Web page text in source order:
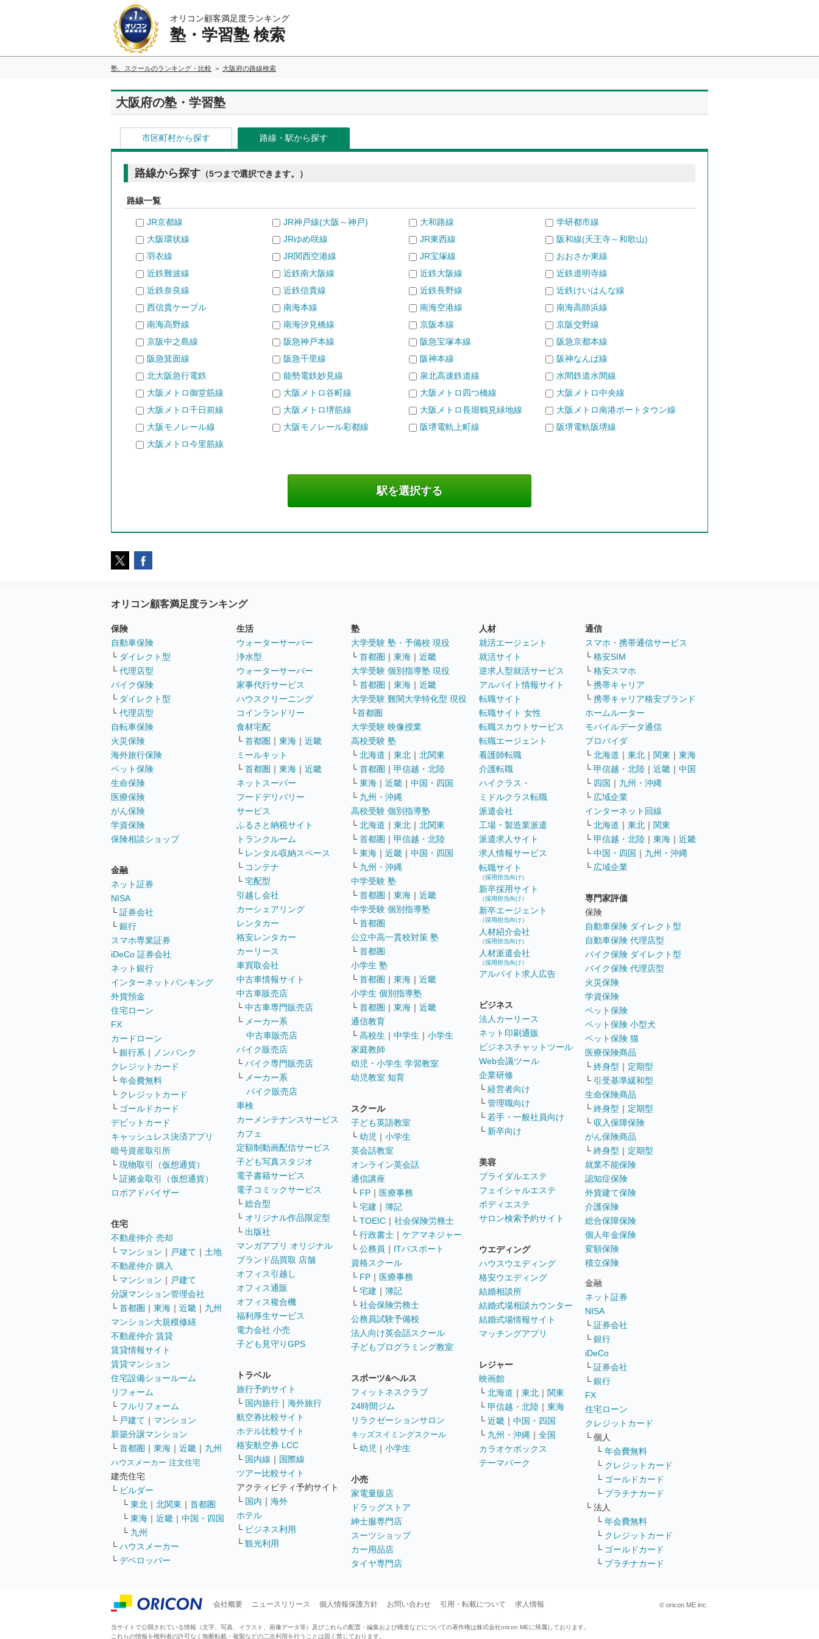
オリコン顧客満足度ランキング
塾・学習塾 検索
塾、スクールのランキング・比較 大阪府の路線検索
大阪府の塾・学習塾
市区町村から探す 路線・駅から探す
路線から探す （5つまで選択できます。）
路線一覧
JR京都線 JR神戸線(大阪～神戸) 大和路線
学研都市線
大阪環状線
JRゆめ咲線 JR東西線
阪和線(天王寺～和歌山)
羽衣線
JR関西空港線 JR宝塚線
おおさか東線
近鉄難波線
近鉄南大阪線 近鉄大阪線
近鉄道明寺線
近鉄奈良線
近鉄信貴線 近鉄長野線
近鉄けいはんな線
西信貴ケーブル
南海本線 南海空港線
南海高師浜線
南海高野線
南海汐見橋線 京阪本線
京阪交野線
京阪中之島線
阪急神戸本線 阪急宝塚本線
阪急京都本線
阪急箕面線
阪急千里線 阪神本線
阪神なんば線
北大阪急行電鉄
能勢電鉄妙見線 泉北高速鉄道線
水間鉄道水間線
大阪メトロ御堂筋線
大阪メトロ谷町線 大阪メトロ四つ橋線
大阪メトロ中央線
大阪メトロ千日前線
大阪メトロ堺筋線 大阪メトロ長堀鶴見緑地線
大阪メトロ南港ポートタウン線
大阪モノレール線
大阪モノレール彩都線 阪堺電軌上町線
阪堺電軌阪堺線
大阪メトロ今里筋線
オリコン顧客満足度ランキング
保険
自動車保険
└ ダイレクト型
└ 代理店型
バイク保険
└ ダイレクト型
└ 代理店型
自転車保険
火災保険
海外旅行保険
ペット保険
生命保険
医療保険
がん保険
学資保険
保険相談ショップ
金融
ネット証券
NISA
└ 証券会社
└ 銀行
スマホ専業証券
iDeCo 証券会社
ネット銀行
インターネットバンキング
外貨預金
住宅ローン
FX
カードローン
└ 銀行系 ｜
ノンバンク
クレジットカード
└ 年会費無料
└ クレジットカード
└ ゴールドカード
デビットカード
キャッシュレス決済アプリ
暗号資産取引所
└ 現物取引（仮想通貨）
└ 証拠金取引（仮想通貨）
ロボアドバイザー
住宅
不動産仲介 売却
└ マンション ｜ 戸建て ｜ 土地
不動産仲介 購入
└ マンション ｜ 戸建て
分譲マンション管理会社
└ 首都圏 ｜ 東海 ｜ 近畿 ｜ 九州
マンション大規模修繕
不動産仲介 賃貸
賃貸情報サイト
賃貸マンション
住宅設備ショールーム
リフォーム
└ フルリフォーム
└ 戸建て ｜ マンション
新築分譲マンション
└ 首都圏 ｜ 東海 ｜ 近畿 ｜ 九州
ハウスメーカー 注文住宅
建売住宅
└ ビルダー
└ 東北 ｜ 北関東 ｜ 首都圏
└ 東海 ｜ 近畿 ｜ 中国・四国
└ 九州
└ ハウスメーカー
└ デベロッパー
生活
ウォーターサーバー
浄水型
ウォーターサーバー
家事代行サービス
ハウスクリーニング
コインランドリー
食材宅配
└ 首都圏 ｜ 東海 ｜ 近畿
ミールキット
└ 首都圏 ｜ 東海 ｜ 近畿
ネットスーパー
フードデリバリー
サービス
ふるさと納税サイト
トランクルーム
└ レンタル収納スペース
└ コンテナ
└ 宅配型
引越し会社
カーシェアリング
レンタカー
格安レンタカー
カーリース
車買取会社
中古車情報サイト
中古車販売店
└ 中古車専門販売店
└ メーカー系
中古車販売店
バイク販売店
└ バイク専門販売店
└ メーカー系
バイク販売店
車検
カーメンテナンスサービス
カフェ
定額制動画配信サービス
子ども写真スタジオ
電子書籍サービス
電子コミックサービス
└ 総合型
└ オリジナル作品限定型
└ 出版社
マンガアプリ オリジナル
ブランド品買取 店舗
オフィス引越し
オフィス通販
オフィス複合機
福利厚生サービス
電力会社 小売
子ども見守りGPS
トラベル
旅行予約サイト
└ 国内旅行 ｜ 海外旅行
航空券比較サイト
ホテル比較サイト
格安航空券 LCC
└ 国内線 ｜ 国際線
ツアー比較サイト
アクティビティ予約サイト
└ 国内 ｜ 海外
ホテル
└ ビジネス利用
└ 観光利用
塾
大学受験 塾・予備校 現役
└ 首都圏 ｜ 東海 ｜ 近畿
大学受験 個別指導塾 現役
└ 首都圏 ｜ 東海 ｜ 近畿
大学受験 難関大学特化型 現役
└首都圏
大学受験 映像授業
高校受験 塾
└ 北海道 ｜ 東北 ｜ 北関東
└ 首都圏 ｜ 甲信越・北陸
└ 東海 ｜ 近畿 ｜ 中国・四国
└ 九州・沖縄
高校受験 個別指導塾
└ 北海道 ｜ 東北 ｜ 北関東
└ 首都圏 ｜ 甲信越・北陸
└ 東海 ｜ 近畿 ｜ 中国・四国
└ 九州・沖縄
中学受験 塾
└ 首都圏 ｜ 東海 ｜ 近畿
中学受験 個別指導塾
└ 首都圏
公立中高一貫校対策 塾
└ 首都圏
小学生 塾
└ 首都圏 ｜ 東海 ｜ 近畿
小学生 個別指導塾
└ 首都圏 ｜ 東海 ｜ 近畿
通信教育
└ 高校生 ｜ 中学生 ｜ 小学生
家庭教師
幼児・小学生 学習教室
幼児教室 知育
スクール
子ども英語教室
└ 幼児 ｜ 小学生
英会話教室
オンライン英会話
通信講座
└ FP ｜ 医療事務
└ 宅建 ｜ 簿記
└ TOEIC ｜ 社会保険労務士
└ 行政書士 ｜ ケアマネジャー
└ 公務員 ｜ ITパスポート
資格スクール
└ FP ｜ 医療事務
└ 宅建 ｜ 簿記
└ 社会保険労務士
公務員試験予備校
法人向け英会話スクール
子どもプログラミング教室
スポーツ&ヘルス
フィットネスクラブ
24時間ジム
リラクゼーションサロン
キッズスイミングスクール
└ 幼児 ｜ 小学生
小売
家電量販店
ドラッグストア
紳士服専門店
スーツショップ
カー用品店
タイヤ専門店
人材
就活エージェント
就活サイト
逆求人型就活サービス
アルバイト情報サイト
転職サイト
転職サイト 女性
転職スカウトサービス
転職エージェント
看護師転職
介護転職
ハイクラス・
ミドルクラス転職
派遣会社
工場・製造業派遣
派遣求人サイト
求人情報サービス
転職サイト
（採用担当向け）
新卒採用サイト
（採用担当向け）
新卒エージェント
（採用担当向け）
人材紹介会社
（採用担当向け）
人材派遣会社
（採用担当向け）
アルバイト求人広告
ビジネス
法人カーリース
ネット印刷通販
ビジネスチャットツール
Web会議ツール
企業研修
└ 経営者向け
└ 管理職向け
└ 若手・一般社員向け
└ 新卒向け
美容
ブライダルエステ
フェイシャルエステ
ボディエステ
サロン検索予約サイト
ウエディング
ハウスウエディング
格安ウエディング
結婚相談所
結婚式場相談カウンター
結婚式場情報サイト
マッチングアプリ
レジャー
映画館
└ 北海道 ｜ 東北 ｜ 関東
└ 甲信越・北陸 ｜ 東海
└ 近畿 ｜ 中国・四国
└ 九州・沖縄 ｜ 全国
カラオケボックス
テーマパーク
通信
スマホ・携帯通信サービス
└ 格安SIM
└ 格安スマホ
└ 携帯キャリア
└ 携帯キャリア格安ブランド
ホームルーター
モバイルデータ通信
プロバイダ
└ 北海道 ｜ 東北 ｜ 関東 ｜ 東海
└ 甲信越・北陸 ｜ 近畿 ｜ 中国
└ 四国 ｜ 九州・沖縄
└ 広域企業
インターネット回線
└ 北海道 ｜ 東北 ｜ 関東
└ 甲信越・北陸 ｜ 東海 ｜ 近畿
└ 中国・四国 ｜ 九州・沖縄
└ 広域企業
専門家評価
保険
自動車保険 ダイレクト型
自動車保険 代理店型
バイク保険 ダイレクト型
バイク保険 代理店型
火災保険
学資保険
ペット保険
ペット保険 小型犬
ペット保険 猫
医療保険商品
└ 終身型 ｜ 定期型
└ 引受基準緩和型
生命保険商品
└ 終身型 ｜ 定期型
└ 収入保障保険
がん保険商品
└ 終身型 ｜ 定期型
就業不能保険
認知症保険
外貨建て保険
介護保険
総合保障保険
個人年金保険
変額保険
積立保険
金融
ネット証券
NISA
└ 証券会社
└ 銀行
iDeCo
└ 証券会社
└ 銀行
FX
住宅ローン
クレジットカード
└ 個人
└ 年会費無料
└ クレジットカード
└ ゴールドカード
└ プラチナカード
└ 法人
└ 年会費無料
└ クレジットカード
└ ゴールドカード
└ プラチナカード
会社概要 ニュースリリース 個人情報保護方針 お問い合わせ 引用・転載について 求人情報 © oricon ME inc.
当サイトで公開されている情報（文字、写真、イラスト、画像データ等）及びこれらの配置・編集および構造などについての著作権は株式会社oricon MEに帰属しております。
これらの情報を権利者の許可なく無断転載・複製などの二次利用を行うことは固く禁じております。